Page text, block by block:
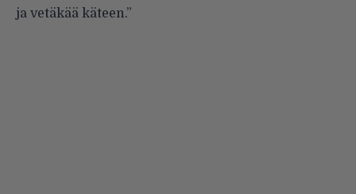
ja vetäkää käteen.”